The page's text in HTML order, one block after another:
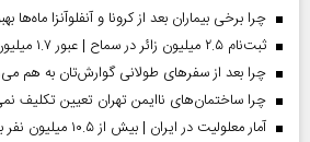
چرا برخی بیماران بعد از کرونا و آنفلوآنزا ماه‌ها
ثبت‌نام ۲.۵ میلیون زائر در سماح | عبور ۱.۷ میلیون نفر از مرز‌های اربعین
چرا بعد از سفرهای طولانی گوارش‌تان به هم
چرا ساختمان‌های ناایمن تهران تعیین تکلیف
آمار معلولیت در